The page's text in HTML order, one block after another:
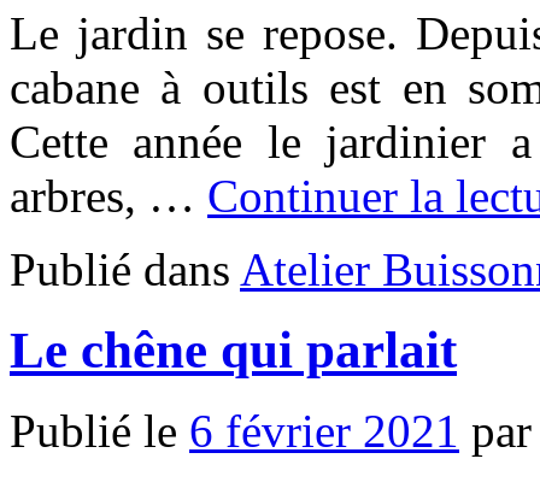
Le jardin se repose.
cabane à outils est en
Cette année le jardinier
arbres, … Continuer la
Publié dans Atelier
Le chêne qui parlait
Publié le 6 février 2021 par